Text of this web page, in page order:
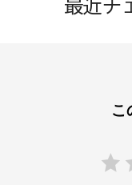
最近チ
こ